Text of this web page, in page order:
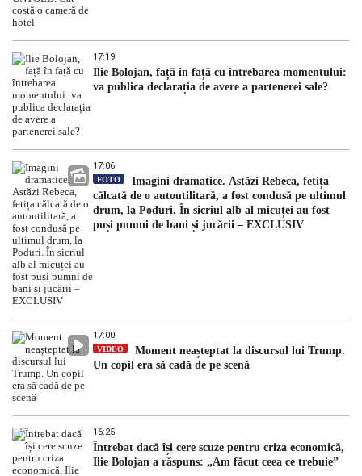
17:19
Ilie Bolojan, față în față cu întrebarea momentului:
va publica declarația de avere a partenerei sale?
17:06
FOTO
Imagini dramatice. Astăzi Rebeca, fetița
călcată de o autoutilitară, a fost condusă pe ultimul
drum, la Poduri. În sicriul alb al micuței au fost
puși pumni de bani și jucării – EXCLUSIV
17:00
VIDEO
Moment neașteptat la discursul lui Trump.
Un copil era să cadă de pe scenă
16:25
Întrebat dacă își cere scuze pentru criza economică,
Ilie Bolojan a răspuns: „Am făcut ceea ce trebuie”